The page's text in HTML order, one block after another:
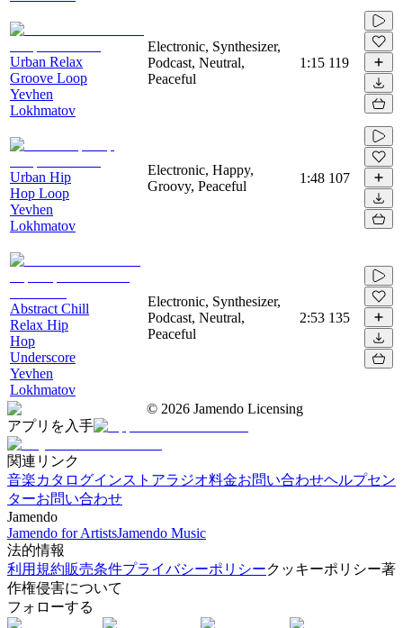
Urban Relax
Groove Loop
Yevhen
Lokhmatov
Electronic, Synthesizer,
Podcast, Neutral,
Peaceful
1:15 119
Urban Hip
Hop Loop
Yevhen
Lokhmatov
Electronic, Happy,
Groovy, Peaceful
1:48 107
Abstract Chill
Relax Hip
Hop
Underscore
Yevhen
Lokhmatov
Electronic, Synthesizer,
Podcast, Neutral,
Peaceful
2:53 135
© 2026 Jamendo Licensing
アプリを入手
関連リンク
音楽カタログインストアラジオ料金お問い合わせヘルプセン
ターお問い合わせ
Jamendo
Jamendo for ArtistsJamendo Music
法的情報
利用規約販売条件プライバシーポリシークッキーポリシー著
作権侵害について
フォローする